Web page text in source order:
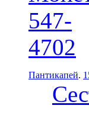
Пантикапей.